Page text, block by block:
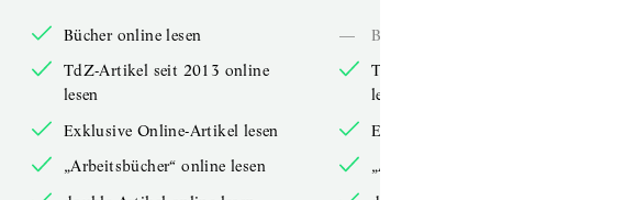
Bücher online lesen
TdZ-Artikel seit 2013 online
lesen
Exklusive Online-Artikel lesen
„Arbeitsbücher“ online lesen
—
Bücher online lesen
TdZ-Artikel seit 2013 online
lesen
Exklusive Online-Artikel lesen
„Arbeitsbücher“ online lesen